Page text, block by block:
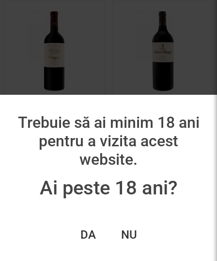
Selección Especial
185,00 lei
380,00lei
Adaugă în coș
Trebuie să ai minim 18 ani
pentru a vizita acest
website.
Ai peste 18 ani?
DA NU